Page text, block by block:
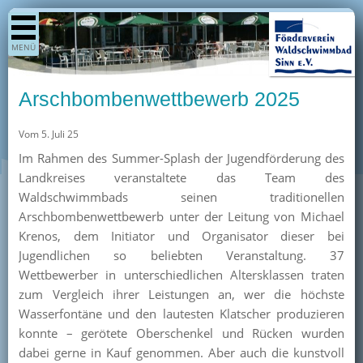
MENÜ
Shop
Aktuelles
Termine
Berichte
Bilder
/ Preise
Kurse
Unterstützer
Über uns
Team
Pressearchiv
Arschbombenwettbewerb 2025
Vom 5. Juli 25
Im Rahmen des Summer-Splash der Jugendförderung des
Landkreises veranstaltete das Team des
Waldschwimmbads seinen traditionellen
Arschbombenwettbewerb unter der Leitung von Michael
Krenos, dem Initiator und Organisator dieser bei
Jugendlichen so beliebten Veranstaltung. 37
Wettbewerber in unterschiedlichen Altersklassen traten
zum Vergleich ihrer Leistungen an, wer die höchste
Wasserfontäne und den lautesten Klatscher produzieren
konnte – gerötete Oberschenkel und Rücken wurden
dabei gerne in Kauf genommen. Aber auch die kunstvoll